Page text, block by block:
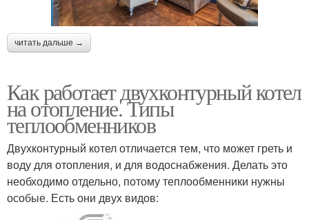
читать дальше →
Как работает двухконтурный котел
на отопление. Типы
теплообменников
Двухконтурный котел отличается тем, что может греть и
воду для отопления, и для водоснабжения. Делать это
необходимо отдельно, потому теплообменники нужны
особые. Есть они двух видов: